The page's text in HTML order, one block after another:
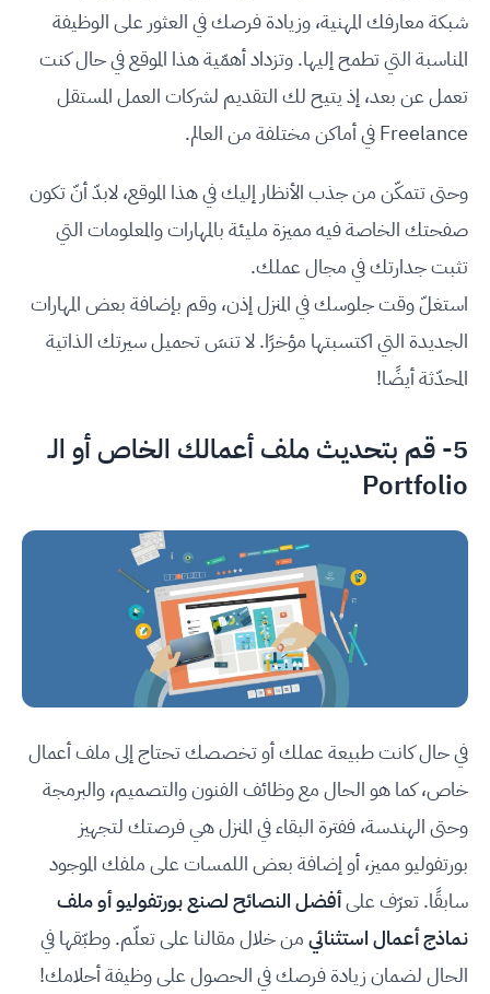
شبكة معارفك المهنية، وزيادة فرصك في العثور على الوظيفة
المناسبة التي تطمح إليها. وتزداد أهمّية هذا الموقع في حال كنت
تعمل عن بعد، إذ يتيح لك التقديم لشركات العمل المستقل
Freelance في أماكن مختلفة من العالم.
وحتى تتمكّن من جذب الأنظار إليك في هذا الموقع، لابدّ أنّ تكون
صفحتك الخاصة فيه مميزة مليئة بالمهارات والمعلومات التي
تثبت جدارتك في مجال عملك.
استغلّ وقت جلوسك في المنزل إذن، وقم بإضافة بعض المهارات
الجديدة التي اكتسبتها مؤخرًا. لا تنسَ تحميل سيرتك الذاتية
المحدّثة أيضًا!
5- قم بتحديث ملف أعمالك الخاص أو الـ
Portfolio
في حال كانت طبيعة عملك أو تخصصك تحتاج إلى ملف أعمال
خاص، كما هو الحال مع وظائف الفنون والتصميم، والبرمجة
وحتى الهندسة، ففترة البقاء في المنزل هي فرصتك لتجهيز
بورتفوليو مميز، أو إضافة بعض اللمسات على ملفك الموجود
سابقًا. تعرّف علىأفضل النصائح لصنع بورتفوليو أو ملف
نماذج أعمال استثنائيمن خلال مقالنا على تعلّم. وطبّقها في
الحال لضمان زيادة فرصك في الحصول على وظيفة أحلامك!